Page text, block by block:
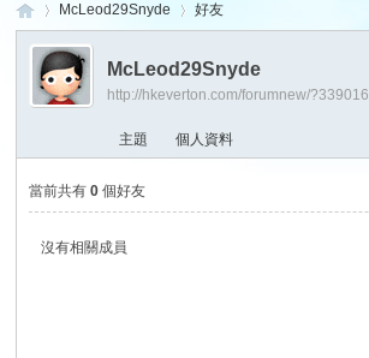
›
McLeod29Snyde 好友
McLeod29Snyde
http://hkeverton.com/forumnew/?339016
主題 個人資料
當前共有0 個好友
沒有相關成員